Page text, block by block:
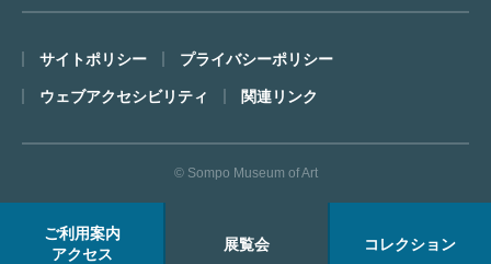
ご利用案内
アクセス
展覧会 コレクション
ごあいさつ
コンセプト
沿革
FACEアーカイブス
サイトポリシー プライバシーポリシー
ウェブアクセシビリティ 関連リンク
© Sompo Museum of Art